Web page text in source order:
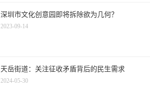
深圳市文化创意园即将拆除欲为几何？
2023-09-14
天岳街道：关注征收矛盾背后的民生需求
2024-05-30